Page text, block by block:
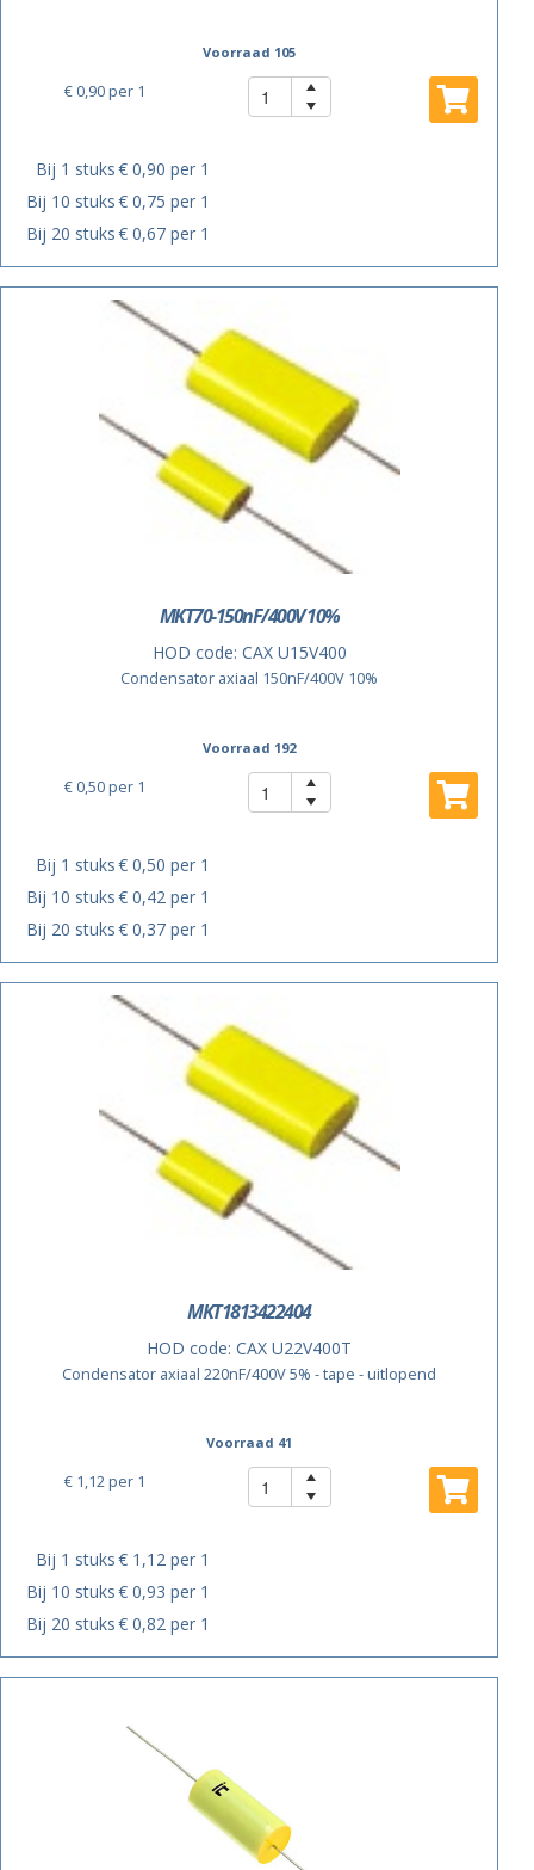
Voorraad 105
€ 0,90per 1
Bij 1 stuks€ 0,90 per 1
Bij 10 stuks€ 0,75 per 1
Bij 20 stuks€ 0,67 per 1
MKT70-150nF/400V 10%
HOD code: CAX U15V400
Condensator axiaal 150nF/400V 10%
Voorraad 192
€ 0,50per 1
Bij 1 stuks€ 0,50 per 1
Bij 10 stuks€ 0,42 per 1
Bij 20 stuks€ 0,37 per 1
MKT1813422404
HOD code: CAX U22V400T
Condensator axiaal 220nF/400V 5% - tape - uitlopend
Voorraad 41
€ 1,12per 1
Bij 1 stuks€ 1,12 per 1
Bij 10 stuks€ 0,93 per 1
Bij 20 stuks€ 0,82 per 1